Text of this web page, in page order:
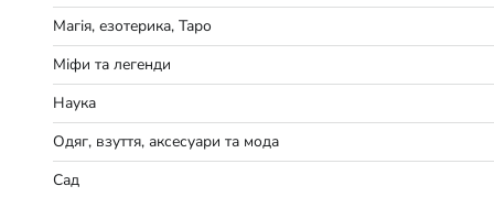
Магія, езотерика, Таро
Міфи та легенди
Наука
Одяг, взуття, аксесуари та мода
Сад